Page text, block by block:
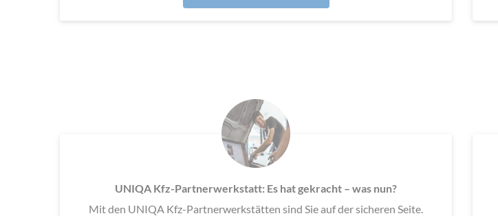
UNIQA Kfz-Partnerwerkstatt: Es hat gekracht – was nun?
Mit den UNIQA Kfz-Partnerwerkstätten sind Sie auf der sicheren Seite.